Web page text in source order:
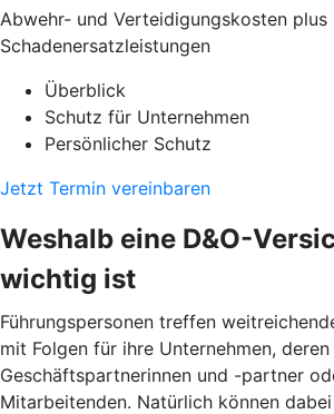
Abwehr- und Verteidigungskosten plus
Schadenersatzleistungen
Überblick
Schutz für Unternehmen
Persönlicher Schutz
Jetzt Termin vereinbaren
Weshalb eine D&O-
wichtig ist
Führungspersonen treffen
mit Folgen für ihre Unternehmen, deren
Geschäftspartnerinnen und -partner
Mitarbeitenden. Natürlich können